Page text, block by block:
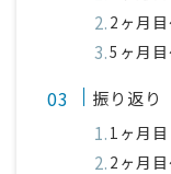
2ヶ月
5ヶ月
振り返り
1ヶ月目
2ヶ月